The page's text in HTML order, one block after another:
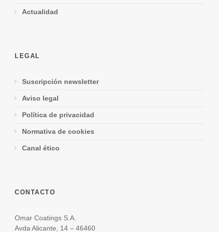
Actualidad
LEGAL
Suscripción newsletter
Aviso legal
Política de privacidad
Normativa de cookies
Canal ético
CONTACTO
Omar Coatings S.A.
Avda Alicante, 14 – 46460